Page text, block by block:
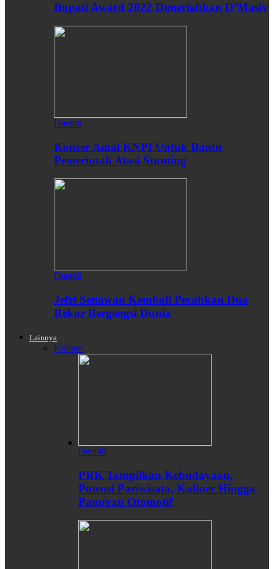
Bupati Award 2022 Dimeriahkan D’Masiv
Daerah
Konser Amal KNPI Untuk Bantu
Pemerintah Atasi Stunting
Daerah
Jefri Setiawan Kembali Pecahkan Dua
Rekor Bergengsi Dunia
Lainnya
Kuliner
Daerah
PRK Tampilkan Kebudayaan,
Potensi Pariwisata, Kuliner Hingga
Pameran Otomotif